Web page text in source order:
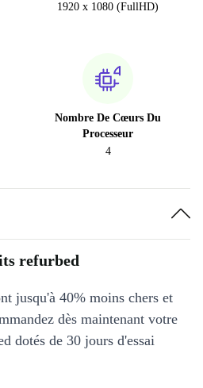
1920 x 1080 (FullHD)
Nombre De Cœurs Du
Processeur
4
refurbed
jusqu'à 40% moins chers et
dès maintenant votre
dotés de 30 jours d'essai